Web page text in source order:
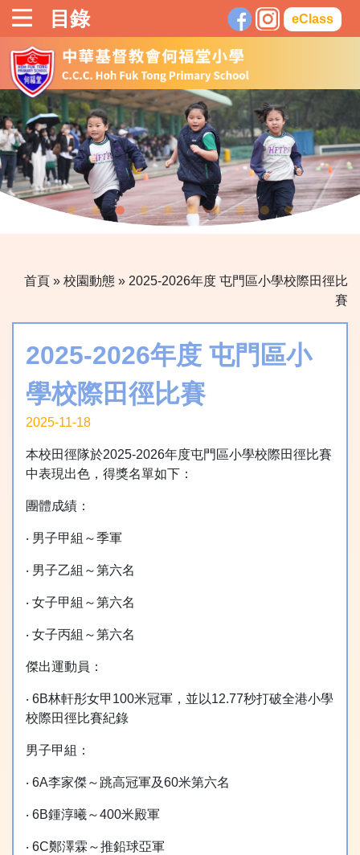
目錄 eClass
首頁 » 校園動態 » 2025-2026年度 屯門區小學校際田徑比
賽
2025-2026年度 屯門區小
學校際田徑比賽
2025-11-18
本校田徑隊於2025-2026年度屯門區小學校際田徑比賽
中表現出色，得獎名單如下：
團體成績：
‧ 男子甲組～季軍
‧ 男子乙組～第六名
‧ 女子甲組～第六名
‧ 女子丙組～第六名
傑出運動員：
‧ 6B林軒彤女甲100米冠軍，並以12.77秒打破全港小學
校際田徑比賽紀錄
男子甲組：
‧ 6A李家傑～跳高冠軍及60米第六名
‧ 6B鍾淳曦～400米殿軍
‧ 6C鄭澤霖～推鉛球亞軍